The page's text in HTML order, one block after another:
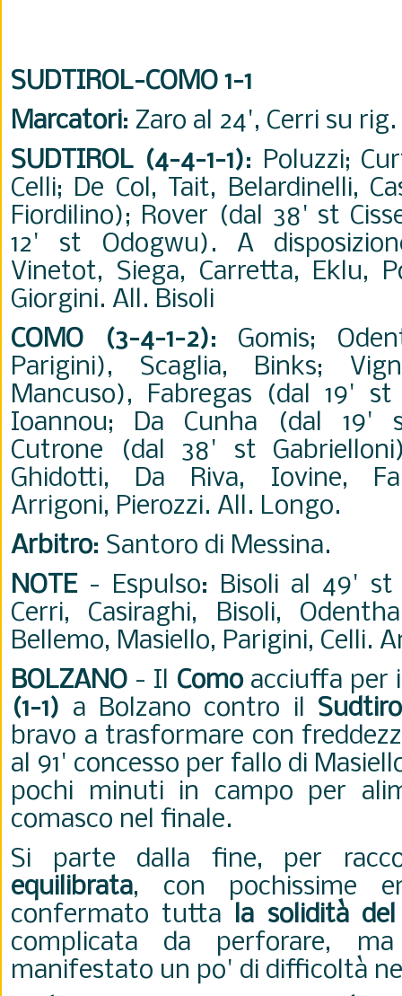
SUDTIROL-COMO 1-1
Marcatori: Zaro al 24', Cerri su
SUDTIROL (4-4-1-1): Poluzzi;
Celli; De Col, Tait, Belardinelli,
Fiordilino); Rover (dal 38' st
12' st Odogwu). A
Vinetot, Siega, Carretta, Eklu,
Giorgini. All. Bisoli
COMO (3-4-1-2): Gomis;
Parigini), Scaglia, Binks;
Mancuso), Fabregas (dal 19' st
Ioannou; Da Cunha (dal 19'
Cutrone (dal 38' st
Ghidotti, Da Riva, Iovine,
Arrigoni, Pierozzi. All. Longo.
Arbitro: Santoro di Messina.
NOTE - Espulso: Bisoli al 49'
Cerri, Casiraghi, Bisoli,
Bellemo, Masiello, Parigini, Celli.
BOLZANO - Il Comoacciuffa per
(1-1) a Bolzano contro il
bravo a trasformare con
al 91' concesso per fallo di
pochi minuti in campo per
comasco nel finale.
Si parte dalla fine, per
equilibrata, con pochissime
confermato tutta la solidità
complicata da perforare,
manifestato un po' di difficoltà